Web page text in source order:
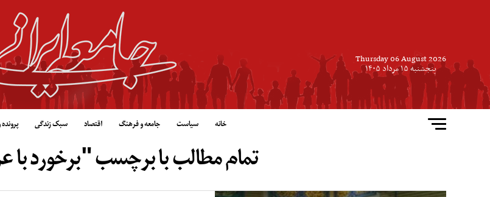
Thursday 06 August 2026
پنجشنبه ۱۵ مرداد ۱۴۰۵
خانه سیاست جامعه و فرهنگ اقتصاد سبک زندگی
تمام مطالب با برچسب "برخورد با